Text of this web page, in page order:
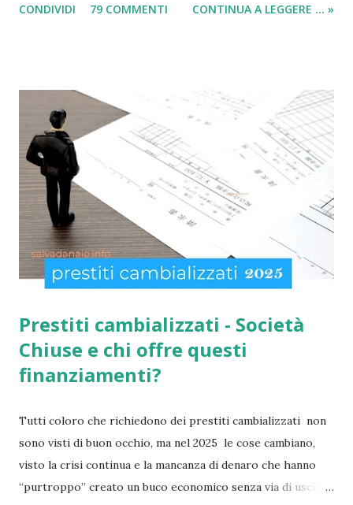
(per il sussidio di 400 euro al mese per nucleo familiare),
con più di 65 anni d'età e minori fino a 3 anni di età. Infatti
come indicato per quest’ultimi è necessario fare domanda
per la social card acquisti straordinaria ). Per chi non lo
sapesse, tutto è gestito e determinato in base alle norme
imposte con la nuova legge di aiuto e sostegno per le
famiglie italiane. Ricordo che le domande potranno essere
presentate da tutti i cittadini italiani, cittadini comunitari e
anche extracom...
CONDIVIDI 79 COMMENTI CONTINUA A LEGGERE ... »
Prestiti cambializzati - Società
Chiuse e chi offre questi
finanziamenti?
Tutti coloro che richiedono dei prestiti cambializzati non
sono visti di buon occhio, ma nel 2025 le cose cambiano,
visto la crisi continua e la mancanza di denaro che hanno
“purtroppo” creato un buco economico senza via di uscita